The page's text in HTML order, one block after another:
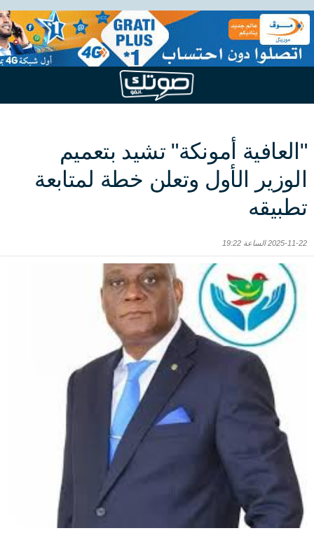
"العافية أمونكة" تشيد بتعميم
الوزير الأول وتعلن خطة لمتابعة
تطبيقه
2025-11-22 الساعة 19:22